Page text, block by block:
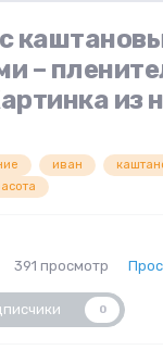
–
из
иван
391 просмотр
0